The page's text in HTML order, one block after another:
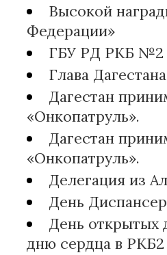
Высокой
Федерации»
ГБУ РД РКБ №2
Глава
Дагестан
«Онкопатруль».
Дагестан
«Онкопатруль».
Делегация из
День
День открытых
дню сердца в РКБ2